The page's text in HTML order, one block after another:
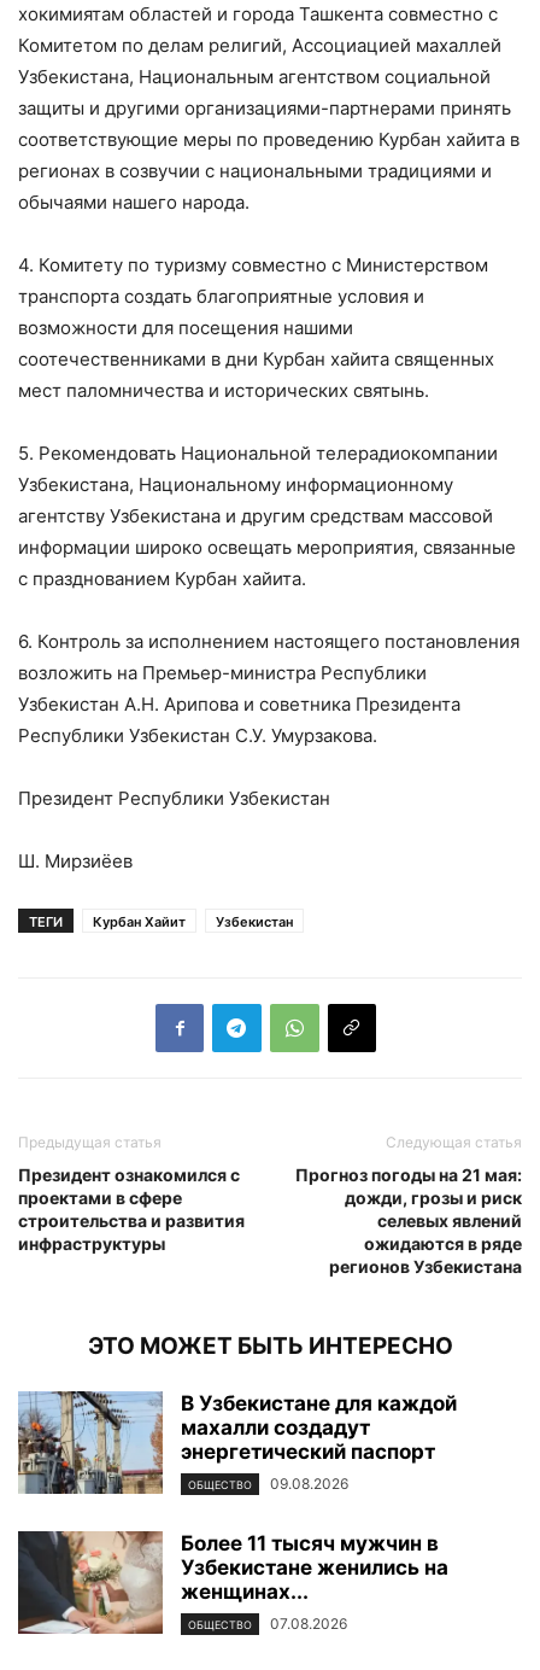
хокимиятам областей и города Ташкента совместно с
Комитетом по делам религий, Ассоциацией махаллей
Узбекистана, Национальным агентством социальной
защиты и другими организациями-партнерами принять
соответствующие меры по проведению Курбан хайита в
регионах в созвучии с национальными традициями и
обычаями нашего народа.
4. Комитету по туризму совместно с Министерством
транспорта создать благоприятные условия и
возможности для посещения нашими
соотечественниками в дни Курбан хайита священных
мест паломничества и исторических святынь.
5. Рекомендовать Национальной телерадиокомпании
Узбекистана, Национальному информационному
агентству Узбекистана и другим средствам массовой
информации широко освещать мероприятия, связанные
с празднованием Курбан хайита.
6. Контроль за исполнением настоящего постановления
возложить на Премьер-министра Республики
Узбекистан А.Н. Арипова и советника Президента
Республики Узбекистан С.У. Умурзакова.
Президент Республики Узбекистан
Ш. Мирзиёев
ТЕГИ Курбан Хайит Узбекистан
Предыдущая статья
Президент ознакомился с
проектами в сфере
строительства и развития
инфраструктуры
Следующая статья
Прогноз погоды на 21 мая:
дожди, грозы и риск
селевых явлений
ожидаются в ряде
регионов Узбекистана
ЭТО МОЖЕТ БЫТЬ ИНТЕРЕСНО
В Узбекистане для каждой
махалли создадут
энергетический паспорт
ОБЩЕСТВО 09.08.2026
Более 11 тысяч мужчин в
Узбекистане женились на
женщинах...
ОБЩЕСТВО 07.08.2026